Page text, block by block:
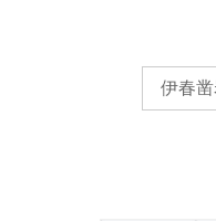
伊春